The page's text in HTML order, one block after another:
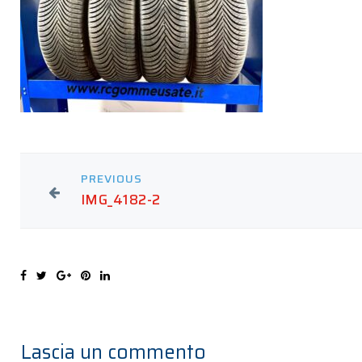
PREVIOUS
IMG_4182-2
Lascia un commento